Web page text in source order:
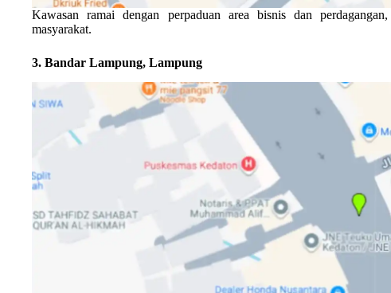
Kawasan ramai dengan perpaduan area bisnis dan
masyarakat.
3. Bandar Lampung, Lampung